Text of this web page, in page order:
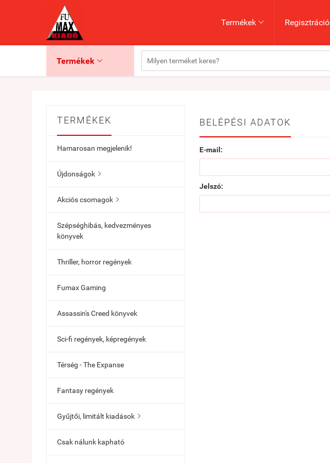
Termékek  Regisztráció
Termékek 
TERMÉKEK
Hamarosan megjelenik!
Újdonságok 
Akciós csomagok 
Szépséghibás, kedvezményes
könyvek
Thriller, horror regények
Fumax Gaming
Assassin's Creed könyvek
Sci-fi regények, képregények
Térség - The Expanse
Fantasy regények
Gyűjtői, limitált kiadások 
Csak nálunk kapható
BELÉPÉSI ADATOK
E-mail:
Jelszó: